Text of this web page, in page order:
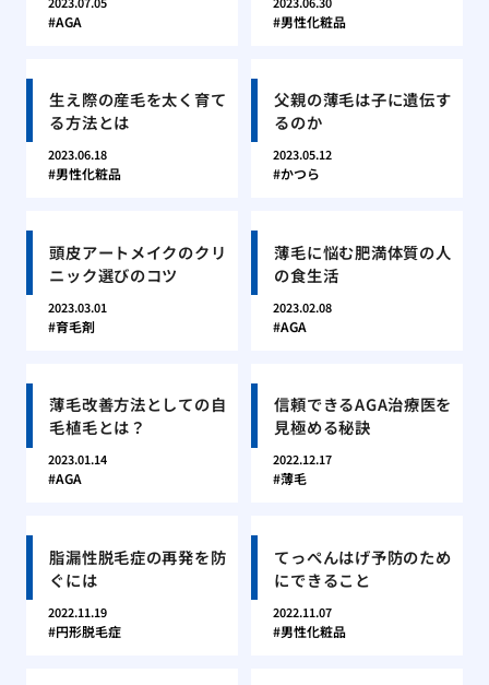
AGA 男性化粧品
生え際の産毛を太く育て
る方法とは
2023.06.18
男性化粧品
父親の薄毛は子に遺伝す
るのか
2023.05.12
かつら
頭皮アートメイクのクリ
ニック選びのコツ
2023.03.01
育毛剤
薄毛に悩む肥満体質の人
の食生活
2023.02.08
AGA
薄毛改善方法としての自
毛植毛とは？
2023.01.14
AGA
信頼できるAGA治療医を
見極める秘訣
2022.12.17
薄毛
脂漏性脱毛症の再発を防
ぐには
2022.11.19
円形脱毛症
てっぺんはげ予防のため
にできること
2022.11.07
男性化粧品